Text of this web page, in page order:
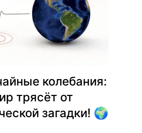
колебания:
трясёт от
загадки! 🌍